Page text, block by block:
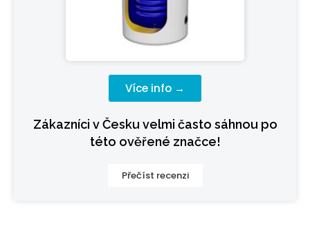
Více info →
Zákazníci v Česku velmi často sáhnou po
této ověřené značce!
Přečíst recenzi